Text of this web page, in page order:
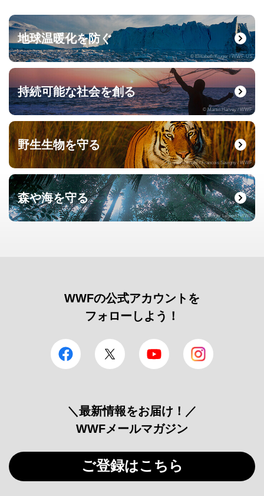
地球温暖化を防ぐ
© Elisabeth Kruger / WWF-US
持続可能な社会を創る
© Martin Harvey / WWF
野生生物を守る
© naturepl.com / Francois Savigny / WWF
森や海を守る
© Roger Leguen / WWF
WWFの公式アカウントを
フォローしよう！
facebook Twitter YouTube
＼最新情報をお届け！／
WWFメールマガジン
ご登録はこちら